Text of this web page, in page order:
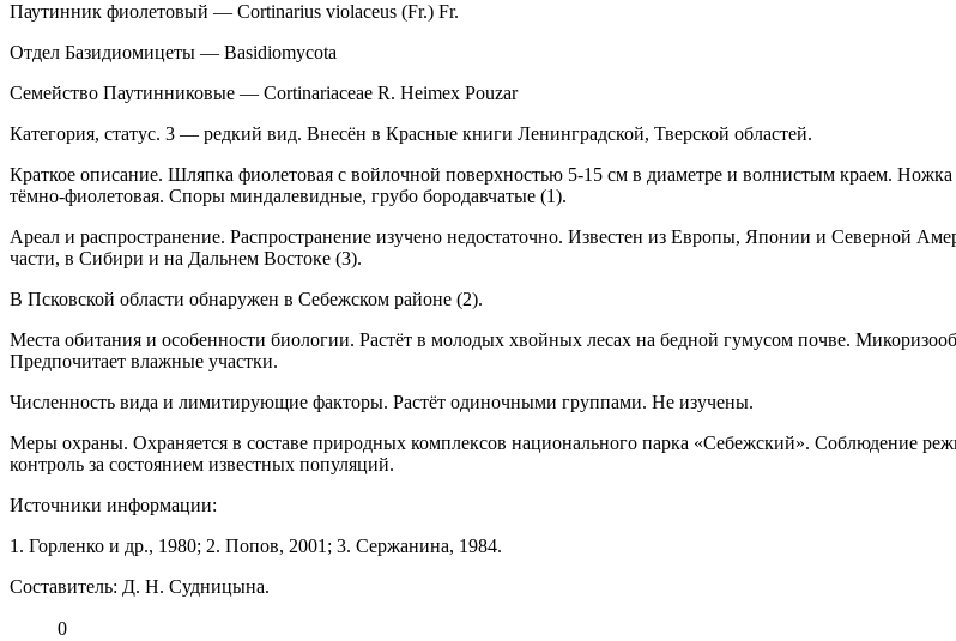
Паутинник фиолетовый — Cortinarius violaceus (Fr.) Fr.
Отдел Базидиомицеты — Basidiomycota
Семейство Паутинниковые — Cortinariaceae R. Heimex Pouzar
Категория, статус. 3 — редкий вид. Внесён в Красные книги Ленинградской, Твер­ской областей.
Краткое описание. Шляпка фиолетовая с во­йлочной поверхностью 5-15 см в диаметре и вол­нистым краем.
тёмно-фиолетовая. Споры мин­далевидные, грубо бородавчатые (1).
Ареал и распространение. Распространение изучено недостаточно. Известен из Европы, Японии и Северной
части, в Сибири и на Дальнем Востоке (3).
В Псковской области обнаружен в Себежском районе (2).
Места обитания и особенности биологии. Ра­стёт в молодых хвойных лесах на бедной гумусом почве.
Предпочитает влажные участки.
Численность вида и лимитирующие факто­ры. Растёт одиночными группами. Не изучены.
Меры охраны. Охраняется в составе природ­ных комплексов национального парка «Себежский». Соблюдение
контроль за состоянием известных по­пуляций.
Источники информации:
1. Горленко и др., 1980; 2. Попов, 2001; 3. Сержанина, 1984.
Составитель: Д. Н. Судницына.
0